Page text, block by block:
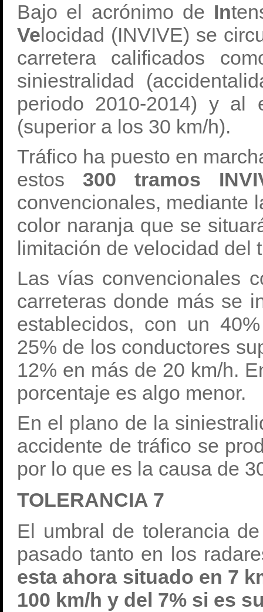
Bajo el acrónimo de In
Velocidad (INVIVE) se
carretera calificados
siniestralidad
periodo 2010-2014) y al
(superior a los 30 km/h).
Tráfico ha puesto en
estos 300 tramos
convencionales, mediante
color naranja que se
limitación de velocidad del
Las vías convencionales
carreteras donde más se
establecidos, con un
25% de los conductores
12% en más de 20 km/h.
porcentaje es algo menor.
En el plano de la
accidente de tráfico se
por lo que es la causa de
TOLERANCIA 7
El umbral de tolerancia
pasado tanto en los
esta ahora situado en 7
100 km/h y del 7% si es